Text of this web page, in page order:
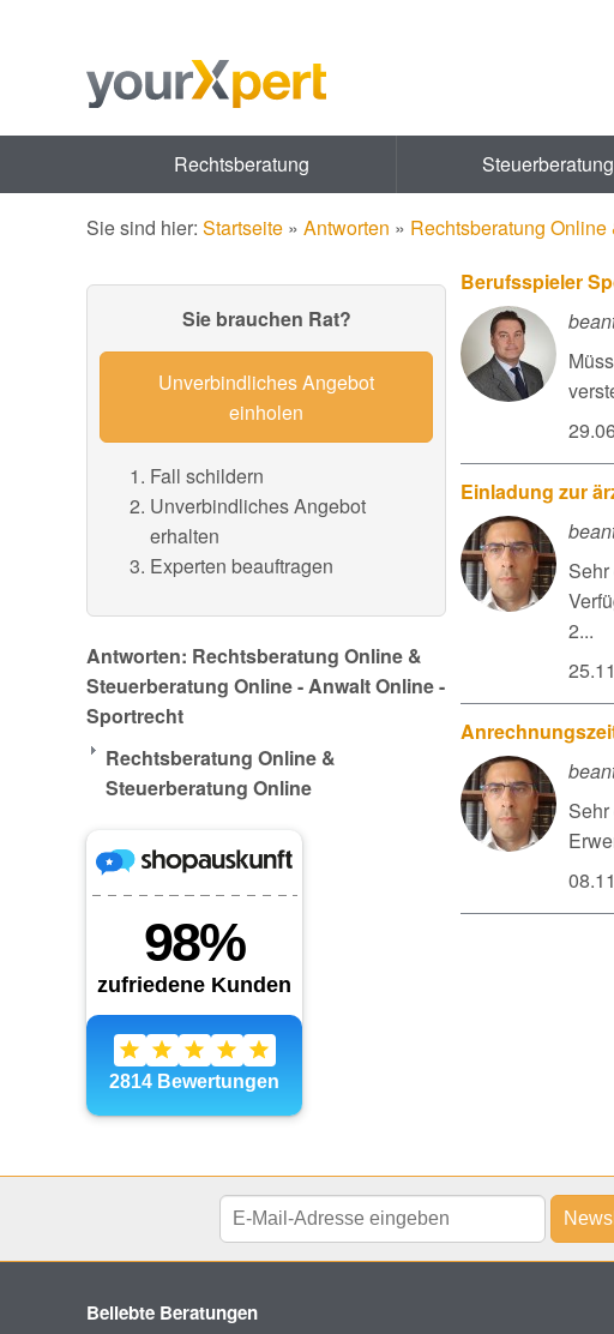
Rechtsberatung Steuerberatung
Sie sind hier: Startseite » Antworten » Rechtsberatung
Sie brauchen Rat?
Unverbindliches Angebot
einholen
Fall schildern
Unverbindliches Angebot
erhalten
Experten beauftragen
Antworten: Rechtsberatung Online &
Steuerberatung Online - Anwalt Online -
Sportrecht
Rechtsberatung Online &
Steuerberatung Online
Berufsspieler
Einladung zur
2...
Beliebte Beratungen